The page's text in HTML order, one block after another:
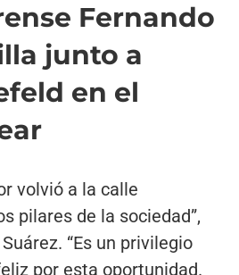
Fernando
junto a
en el
volvió a la calle
pilares de la sociedad”,
“Es un privilegio
por esta oportunidad.